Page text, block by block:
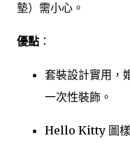
墊）需小心。
優點 ：
套裝設計實用，
一次性裝飾。
Hello Kitty 圖樣